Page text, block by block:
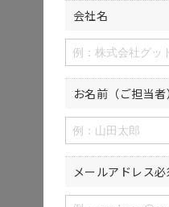
会社名
お名前（ご担当
メールアドレス必